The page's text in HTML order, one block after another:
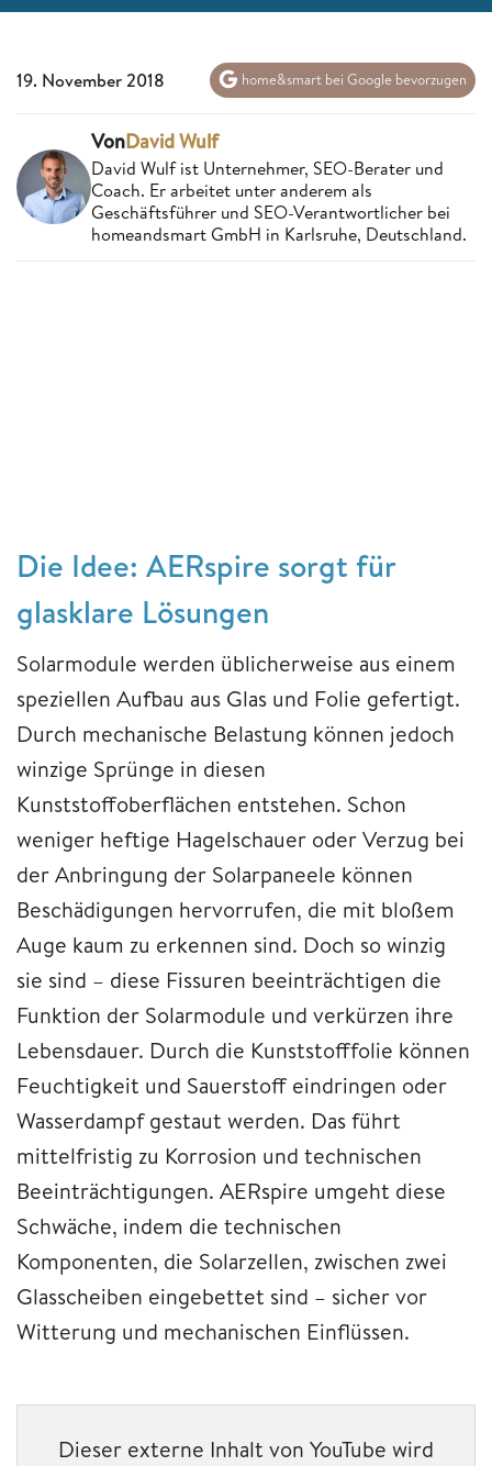
19. November 2018 home&smart bei Google bevorzugen
VonDavid Wulf
David Wulf ist Unternehmer, SEO-Berater und
Coach. Er arbeitet unter anderem als
Geschäftsführer und SEO-Verantwortlicher bei
homeandsmart GmbH in Karlsruhe, Deutschland.
Die Idee: AERspire sorgt für
glasklare Lösungen
Solarmodule werden üblicherweise aus einem
speziellen Aufbau aus Glas und Folie gefertigt.
Durch mechanische Belastung können jedoch
winzige Sprünge in diesen
Kunststoffoberflächen entstehen. Schon
weniger heftige Hagelschauer oder Verzug bei
der Anbringung der Solarpaneele können
Beschädigungen hervorrufen, die mit bloßem
Auge kaum zu erkennen sind. Doch so winzig
sie sind – diese Fissuren beeinträchtigen die
Funktion der Solarmodule und verkürzen ihre
Lebensdauer. Durch die Kunststofffolie können
Feuchtigkeit und Sauerstoff eindringen oder
Wasserdampf gestaut werden. Das führt
mittelfristig zu Korrosion und technischen
Beeinträchtigungen. AERspire umgeht diese
Schwäche, indem die technischen
Komponenten, die Solarzellen, zwischen zwei
Glasscheiben eingebettet sind – sicher vor
Witterung und mechanischen Einflüssen.
Dieser externe Inhalt von YouTube wird